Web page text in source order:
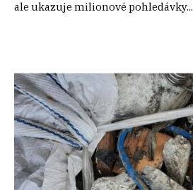
ale ukazuje milionové pohledávky...